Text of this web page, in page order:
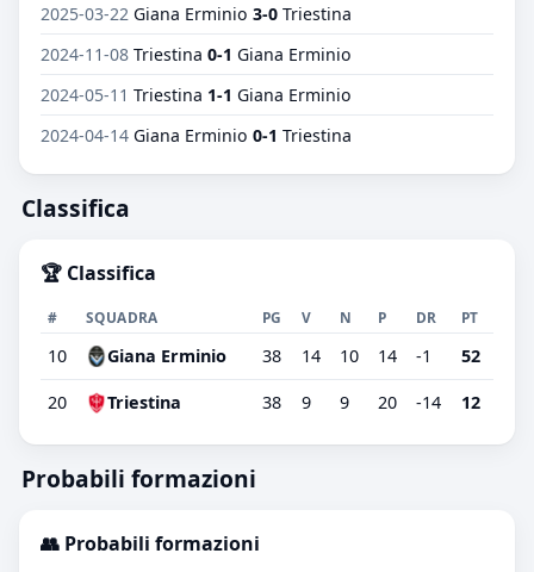
2025-03-22 Giana Erminio 3-0 Triestina
2024-11-08 Triestina 0-1 Giana Erminio
2024-05-11 Triestina 1-1 Giana Erminio
2024-04-14 Giana Erminio 0-1 Triestina
Classifica
🏆 Classifica
# SQUADRA PG V N P DR PT
10 Giana Erminio 38 14 10 14 -1 52
20 Triestina 38 9 9 20 -14 12
Probabili formazioni
👥 Probabili formazioni